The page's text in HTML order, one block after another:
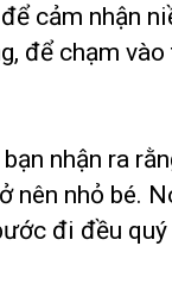
cảm nhận
để chạm
nhận ra
nhỏ bé.
đi đều quý